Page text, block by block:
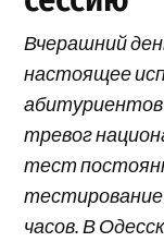
Вчерашний
настоящее
абитуриентов
тревог
тест
тестирование
часов. В